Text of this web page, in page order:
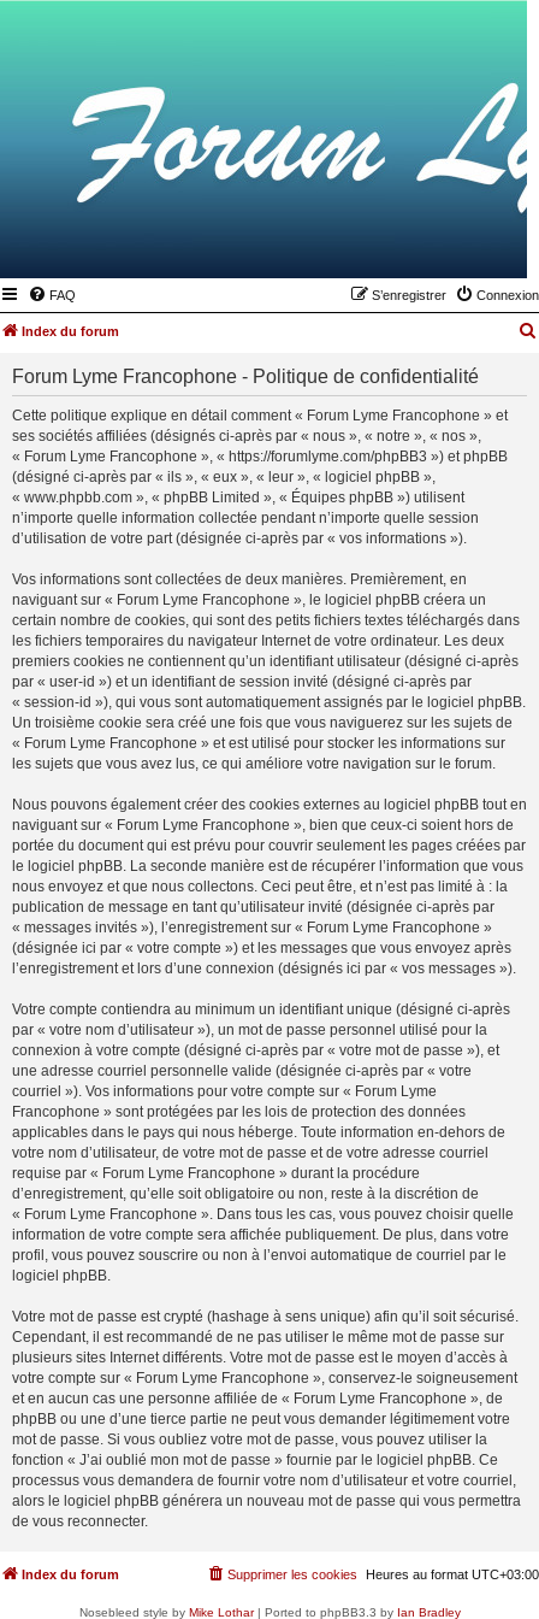
FAQ Connexion
S’enregistrer
Index du forum
Forum Lyme Francophone - Politique de confidentialité
Cette politique explique en détail comment « Forum Lyme Francophone » et
ses sociétés affiliées (désignés ci-après par « nous », « notre », « nos »,
« Forum Lyme Francophone », « https://forumlyme.com/phpBB3 ») et phpBB
(désigné ci-après par « ils », « eux », « leur », « logiciel phpBB »,
« www.phpbb.com », « phpBB Limited », « Équipes phpBB ») utilisent
n’importe quelle information collectée pendant n’importe quelle session
d’utilisation de votre part (désignée ci-après par « vos informations »).
Vos informations sont collectées de deux manières. Premièrement, en
naviguant sur « Forum Lyme Francophone », le logiciel phpBB créera un
certain nombre de cookies, qui sont des petits fichiers textes téléchargés dans
les fichiers temporaires du navigateur Internet de votre ordinateur. Les deux
premiers cookies ne contiennent qu’un identifiant utilisateur (désigné ci-après
par « user-id ») et un identifiant de session invité (désigné ci-après par
« session-id »), qui vous sont automatiquement assignés par le logiciel phpBB.
Un troisième cookie sera créé une fois que vous naviguerez sur les sujets de
« Forum Lyme Francophone » et est utilisé pour stocker les informations sur
les sujets que vous avez lus, ce qui améliore votre navigation sur le forum.
Nous pouvons également créer des cookies externes au logiciel phpBB tout en
naviguant sur « Forum Lyme Francophone », bien que ceux-ci soient hors de
portée du document qui est prévu pour couvrir seulement les pages créées par
le logiciel phpBB. La seconde manière est de récupérer l’information que vous
nous envoyez et que nous collectons. Ceci peut être, et n’est pas limité à : la
publication de message en tant qu’utilisateur invité (désignée ci-après par
« messages invités »), l’enregistrement sur « Forum Lyme Francophone »
(désignée ici par « votre compte ») et les messages que vous envoyez après
l’enregistrement et lors d’une connexion (désignés ici par « vos messages »).
Votre compte contiendra au minimum un identifiant unique (désigné ci-après
par « votre nom d’utilisateur »), un mot de passe personnel utilisé pour la
connexion à votre compte (désigné ci-après par « votre mot de passe »), et
une adresse courriel personnelle valide (désignée ci-après par « votre
courriel »). Vos informations pour votre compte sur « Forum Lyme
Francophone » sont protégées par les lois de protection des données
applicables dans le pays qui nous héberge. Toute information en-dehors de
votre nom d’utilisateur, de votre mot de passe et de votre adresse courriel
requise par « Forum Lyme Francophone » durant la procédure
d’enregistrement, qu’elle soit obligatoire ou non, reste à la discrétion de
« Forum Lyme Francophone ». Dans tous les cas, vous pouvez choisir quelle
information de votre compte sera affichée publiquement. De plus, dans votre
profil, vous pouvez souscrire ou non à l’envoi automatique de courriel par le
logiciel phpBB.
Votre mot de passe est crypté (hashage à sens unique) afin qu’il soit sécurisé.
Cependant, il est recommandé de ne pas utiliser le même mot de passe sur
plusieurs sites Internet différents. Votre mot de passe est le moyen d’accès à
votre compte sur « Forum Lyme Francophone », conservez-le soigneusement
et en aucun cas une personne affiliée de « Forum Lyme Francophone », de
phpBB ou une d’une tierce partie ne peut vous demander légitimement votre
mot de passe. Si vous oubliez votre mot de passe, vous pouvez utiliser la
fonction « J’ai oublié mon mot de passe » fournie par le logiciel phpBB. Ce
processus vous demandera de fournir votre nom d’utilisateur et votre courriel,
alors le logiciel phpBB générera un nouveau mot de passe qui vous permettra
de vous reconnecter.
Index du forum Heures au format UTC+03:00
Supprimer les cookies
Nosebleed style by Mike Lothar| Ported to phpBB3.3 by Ian Bradley